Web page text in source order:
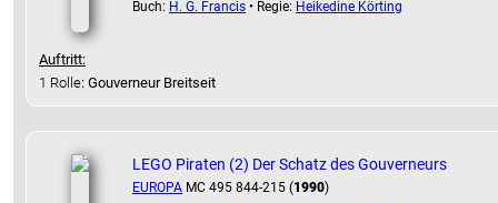
Buch: H. G. Francis • Regie: Heikedine Körting
Auftritt:
1 Rolle: Gouverneur Breitseit
LEGO Piraten (2) Der Schatz des Gouverneurs
EUROPA MC 495 844-215 (1990)